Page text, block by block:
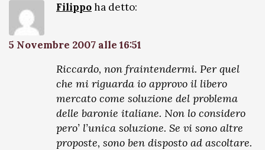
Filippoha detto:
5 Novembre 2007 alle 16:51
Riccardo, non fraintendermi. Per quel
che mi riguarda io approvo il libero
mercato come soluzione del problema
delle baronie italiane. Non lo considero
pero’ l’unica soluzione. Se vi sono altre
proposte, sono ben disposto ad ascoltare.